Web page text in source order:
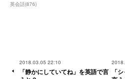
英会話(876)
2018.03.05 22:10
「静かにしていてね」を英語で言
「